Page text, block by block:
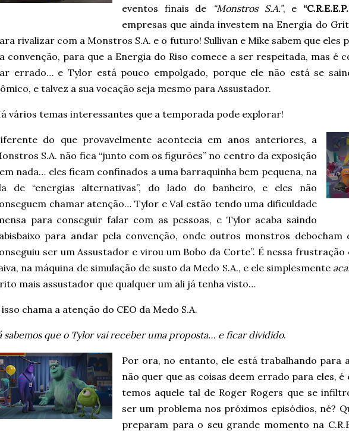
eventos finais de
“Monstros S.A.”, e
empresas que ainda investem na Energia do
rivalizar com a Monstros S.A. e o futuro! Sullivan e Mike sabem que eles
convenção, para que a Energia do Riso comece a ser respeitada, mas é
errado… e Tylor está pouco empolgado, porque ele não está se
e talvez a sua vocação seja mesmo para Assustador.
vários temas interessantes que a temporada pode explorar!
do que provavelmente acontecia em anos anteriores, a
S.A. não fica “junto com os figurões” no centro da exposição
nada… eles ficam confinados a uma barraquinha bem pequena, na
de “energias alternativas”, do lado do banheiro, e eles não
chamar atenção… Tylor e Val estão tendo uma dificuldade
para conseguir falar com as pessoas, e Tylor acaba saindo
para andar pela convenção, onde outros monstros debocham
ser um Assustador e virou um Bobo da Corte”. É nessa
na máquina de simulação de susto da Medo S.A., e ele simplesmente
mais assustador que qualquer um ali já tenha visto…
isso chama a atenção do CEO da Medo S.A.
sabemos que o Tylor vai receber uma proposta… e ficar dividido.
Por ora, no entanto, ele está trabalhando para
não quer que as coisas deem errado para eles,
temos aquele tal de Roger Rogers que se
ser um problema nos próximos episódios, né?
preparam para o seu grande momento na